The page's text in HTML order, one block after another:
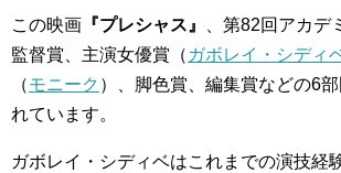
この映画 『プレシャス』
、第82回アカデ
監督賞、主演女優賞（ ガボレイ・シディ
（モニーク ）、脚色賞、編集賞などの6
れています。
ガボレイ・シディベはこれまでの演技経